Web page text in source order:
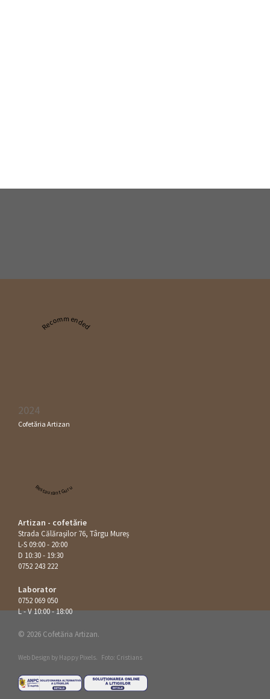
Recommended
2024
Cofetăria Artizan
Restaurant Guru
Artizan - cofetărie
Strada Călăraşilor 76, Târgu Mureș
L-S 09:00 - 20:00
D 10:30 - 19:30
0752 243 222
Laborator
0752 069 050
L - V 10:00 - 18:00
© 2026 Cofetăria Artizan.
Web Design by Happy Pixels. Foto: Cristians